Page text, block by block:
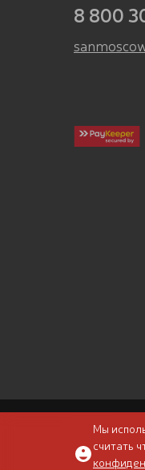
8 800
Сведения о
© 2026 СКУ
Мы
считать